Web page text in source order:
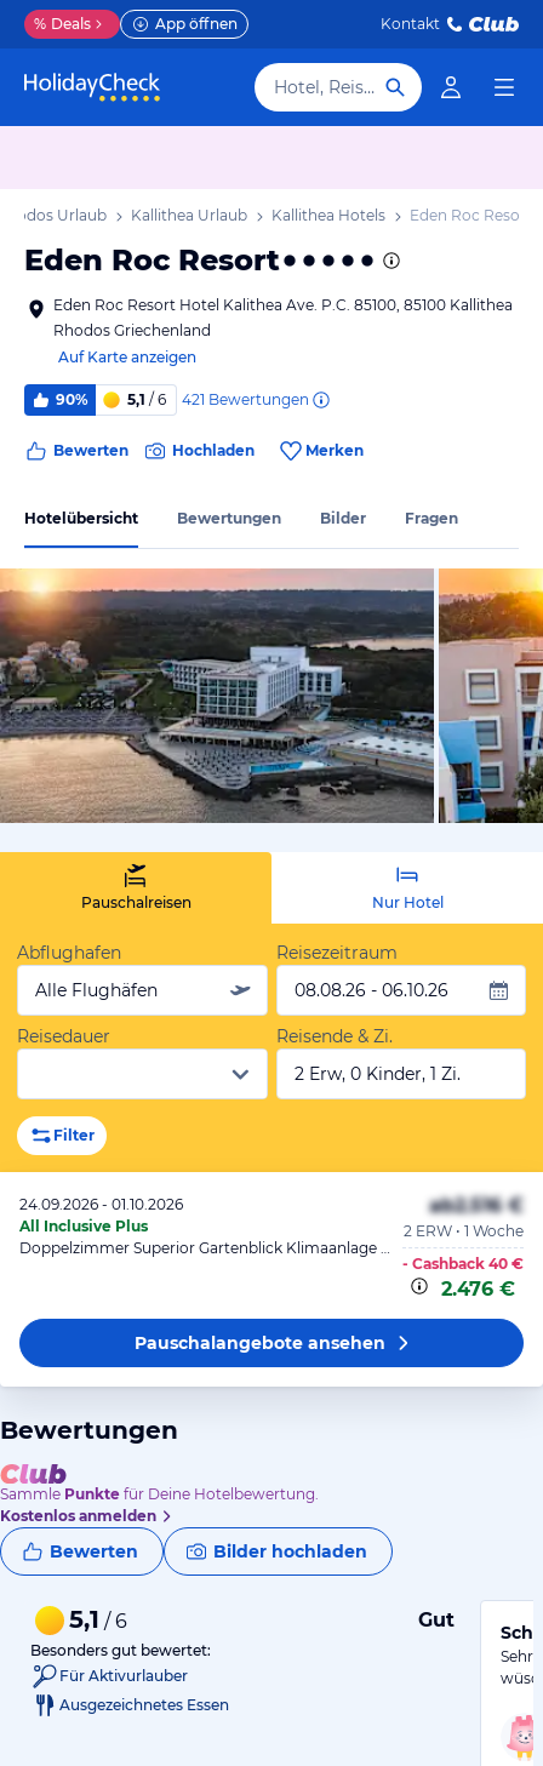
% Deals App öffnen Kontakt
Hotel, Reiseziel
Urlaub Kallithea Urlaub Kallithea Hotels Eden Roc Resort
Eden Roc Resort
Eden Roc Resort Hotel Kalithea Ave. P.C. 85100, 85100 Kallithea
Rhodos Griechenland
Auf Karte anzeigen
90% 5,1 / 6 421 Bewertungen
Bewerten Hochladen Merken
Hotelübersicht Bewertungen Bilder Fragen
vom
Pauschalreisen Nur Hotel
Abflughafen
Alle Flughäfen
Reisezeitraum
08.08.26 - 06.10.26
Reisedauer
Reisende & Zi.
2 Erw, 0 Kinder, 1 Zi.
Filter
24.09.2026 - 01.10.2026
All Inclusive Plus
Doppelzimmer Superior Gartenblick Klimaanlage Dusche Balkon
ab2.516 €
2 ERW • 1 Woche
- Cashback 40 €
2.476 €
Pauschalangeboteansehen
Bewertungen
Sammle Punkte für Deine Hotelbewertung.
Kostenlos anmelden
Bewerten Bilder hochladen
5,1 / 6 Gut
Besonders gut bewertet:
Für Aktivurlauber
Ausgezeichnetes Essen
Sehr